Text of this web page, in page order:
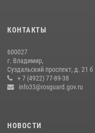
Владимирские Росгвардейцы
03 августа 2026, 05:17
Владимирские росгвардейцы
пневматического пистолета
КОНТАКТЫ
600027
г. Владимир,
Суздальский проспект, д. 21 б
+ 7 (4922) 77-89-38
info33@rosguard.gov.ru
НОВОСТИ